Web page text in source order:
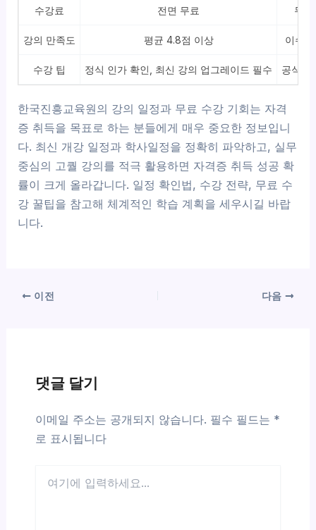
수강료 전면 무료 무
강의 만족도 평균 4.8점 이상 이수
수강 팁 정식 인가 확인, 최신 강의 업그레이드 필수 공식
한국진흥교육원의 강의 일정과 무료 수강 기회는 자격
증 취득을 목표로 하는 분들에게 매우 중요한 정보입니
다. 최신 개강 일정과 학사일정을 정확히 파악하고, 실무
중심의 고퀄 강의를 적극 활용하면 자격증 취득 성공 확
률이 크게 올라갑니다. 일정 확인법, 수강 전략, 무료 수
강 꿀팁을 참고해 체계적인 학습 계획을 세우시길 바랍
니다.
이전 다음
댓글 달기
이메일 주소는 공개되지 않습니다. 필수 필드는 *
로 표시됩니다